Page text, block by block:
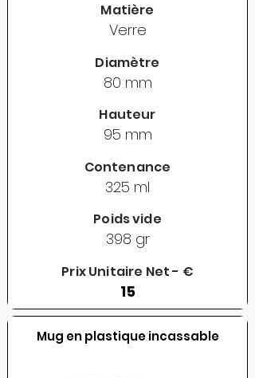
Matière
Verre
Diamètre
80 mm
Hauteur
95 mm
Contenance
325 ml
Poids vide
398 gr
Prix Unitaire Net - €
15
Mug en plastique incassable